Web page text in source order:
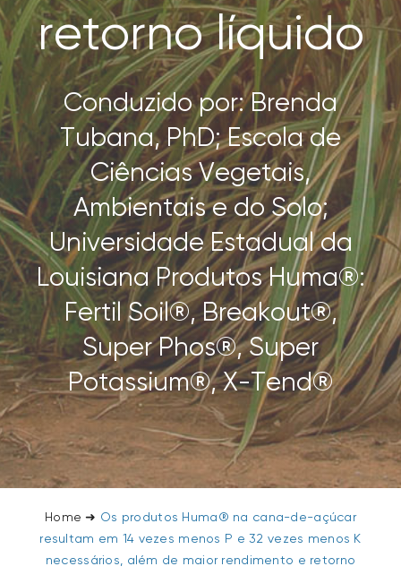
retorno líquido
Conduzido por: Brenda
Tubana, PhD; Escola de
Ciências Vegetais,
Ambientais e do Solo;
Universidade Estadual da
Louisiana Produtos Huma®:
Fertil Soil®, Breakout®,
Super Phos®, Super
Potassium®, X-Tend®
Home ➜ Os produtos Huma® na cana-de-açúcar
resultam em 14 vezes menos P e 32 vezes menos K
necessários, além de maior rendimento e retorno